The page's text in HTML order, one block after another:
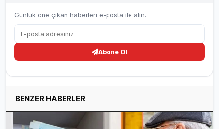
Günlük öne çıkan haberleri e-posta ile alın.
Abone Ol
BENZER HABERLER